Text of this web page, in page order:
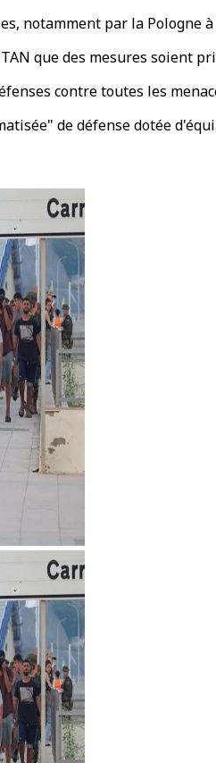
notamment par la Pologne
que des mesures
contre toutes les
de défense dotée